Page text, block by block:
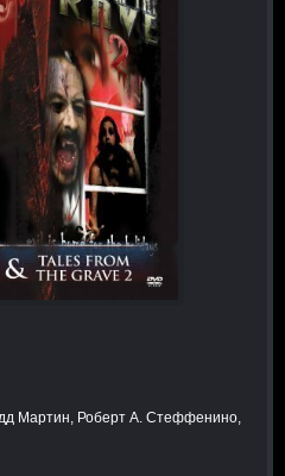
Мартин, Роберт А. Стеффенино,